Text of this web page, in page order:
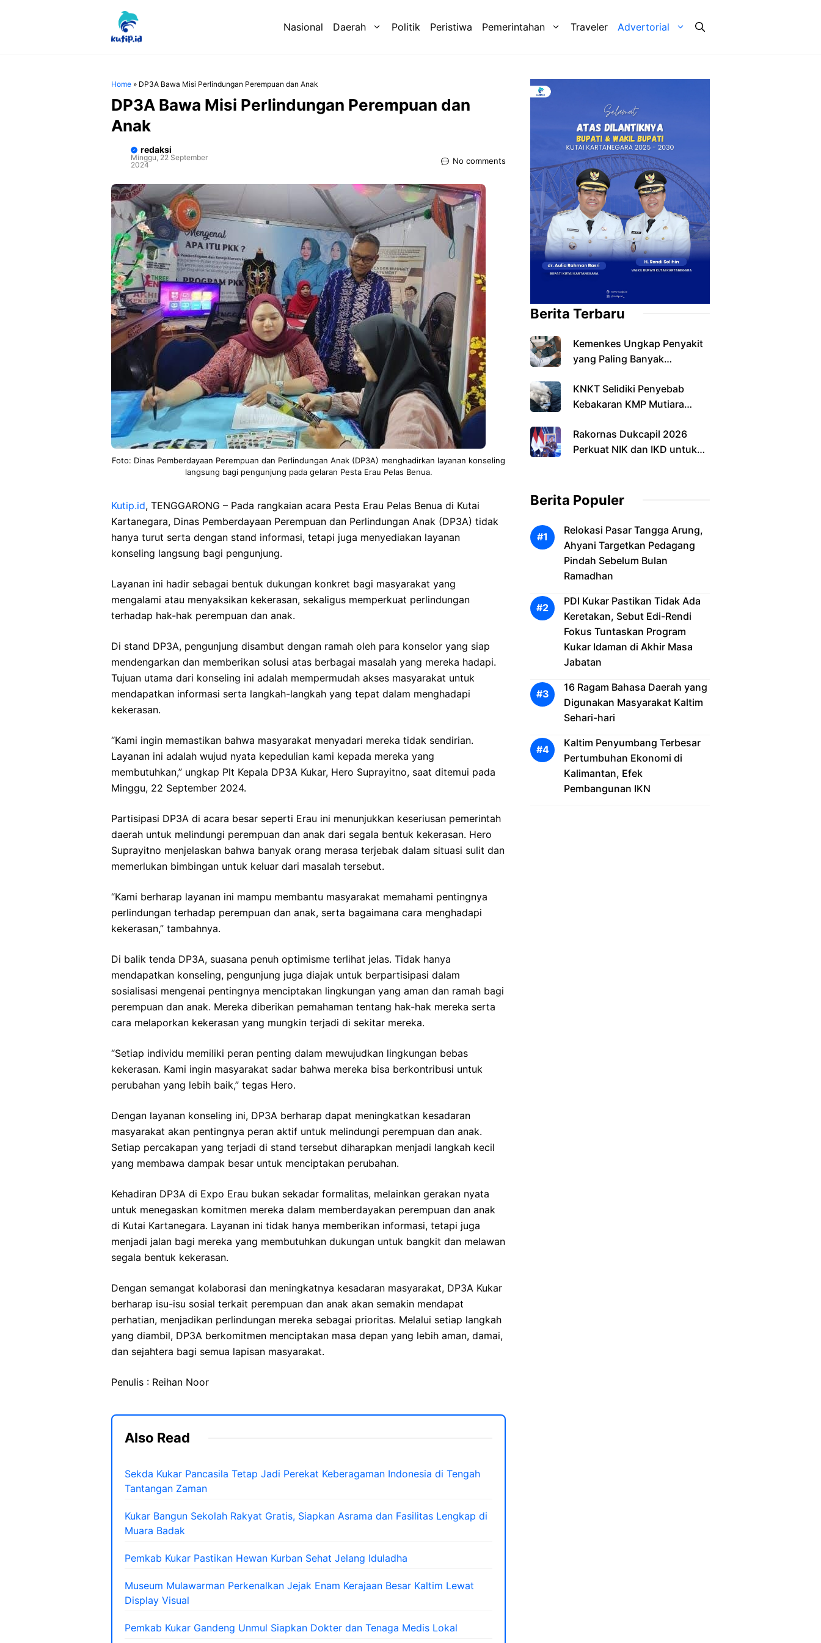
Nasional Daerah Politik Peristiwa Pemerintahan Traveler Advertorial
Home » DP3A Bawa Misi Perlindungan Perempuan dan Anak
DP3A Bawa Misi Perlindungan Perempuan dan
Anak
redaksi
Minggu, 22 September
2024
No comments
Foto: Dinas Pemberdayaan Perempuan dan Perlindungan Anak (DP3A) menghadirkan layanan konseling
langsung bagi pengunjung pada gelaran Pesta Erau Pelas Benua.
Kutip.id, TENGGARONG – Pada rangkaian acara Pesta Erau Pelas Benua di Kutai
Kartanegara, Dinas Pemberdayaan Perempuan dan Perlindungan Anak (DP3A) tidak
hanya turut serta dengan stand informasi, tetapi juga menyediakan layanan
konseling langsung bagi pengunjung.
Layanan ini hadir sebagai bentuk dukungan konkret bagi masyarakat yang
mengalami atau menyaksikan kekerasan, sekaligus memperkuat perlindungan
terhadap hak-hak perempuan dan anak.
Di stand DP3A, pengunjung disambut dengan ramah oleh para konselor yang siap
mendengarkan dan memberikan solusi atas berbagai masalah yang mereka hadapi.
Tujuan utama dari konseling ini adalah mempermudah akses masyarakat untuk
mendapatkan informasi serta langkah-langkah yang tepat dalam menghadapi
kekerasan.
“Kami ingin memastikan bahwa masyarakat menyadari mereka tidak sendirian.
Layanan ini adalah wujud nyata kepedulian kami kepada mereka yang
membutuhkan,” ungkap Plt Kepala DP3A Kukar, Hero Suprayitno, saat ditemui pada
Minggu, 22 September 2024.
Partisipasi DP3A di acara besar seperti Erau ini menunjukkan keseriusan pemerintah
daerah untuk melindungi perempuan dan anak dari segala bentuk kekerasan. Hero
Suprayitno menjelaskan bahwa banyak orang merasa terjebak dalam situasi sulit dan
memerlukan bimbingan untuk keluar dari masalah tersebut.
“Kami berharap layanan ini mampu membantu masyarakat memahami pentingnya
perlindungan terhadap perempuan dan anak, serta bagaimana cara menghadapi
kekerasan,” tambahnya.
Di balik tenda DP3A, suasana penuh optimisme terlihat jelas. Tidak hanya
mendapatkan konseling, pengunjung juga diajak untuk berpartisipasi dalam
sosialisasi mengenai pentingnya menciptakan lingkungan yang aman dan ramah bagi
perempuan dan anak. Mereka diberikan pemahaman tentang hak-hak mereka serta
cara melaporkan kekerasan yang mungkin terjadi di sekitar mereka.
“Setiap individu memiliki peran penting dalam mewujudkan lingkungan bebas
kekerasan. Kami ingin masyarakat sadar bahwa mereka bisa berkontribusi untuk
perubahan yang lebih baik,” tegas Hero.
Dengan layanan konseling ini, DP3A berharap dapat meningkatkan kesadaran
masyarakat akan pentingnya peran aktif untuk melindungi perempuan dan anak.
Setiap percakapan yang terjadi di stand tersebut diharapkan menjadi langkah kecil
yang membawa dampak besar untuk menciptakan perubahan.
Kehadiran DP3A di Expo Erau bukan sekadar formalitas, melainkan gerakan nyata
untuk menegaskan komitmen mereka dalam memberdayakan perempuan dan anak
di Kutai Kartanegara. Layanan ini tidak hanya memberikan informasi, tetapi juga
menjadi jalan bagi mereka yang membutuhkan dukungan untuk bangkit dan melawan
segala bentuk kekerasan.
Dengan semangat kolaborasi dan meningkatnya kesadaran masyarakat, DP3A Kukar
berharap isu-isu sosial terkait perempuan dan anak akan semakin mendapat
perhatian, menjadikan perlindungan mereka sebagai prioritas. Melalui setiap langkah
yang diambil, DP3A berkomitmen menciptakan masa depan yang lebih aman, damai,
dan sejahtera bagi semua lapisan masyarakat.
Penulis : Reihan Noor
Also Read
Sekda Kukar Pancasila Tetap Jadi Perekat Keberagaman Indonesia di Tengah
Tantangan Zaman
Kukar Bangun Sekolah Rakyat Gratis, Siapkan Asrama dan Fasilitas Lengkap di
Muara Badak
Pemkab Kukar Pastikan Hewan Kurban Sehat Jelang Iduladha
Museum Mulawarman Perkenalkan Jejak Enam Kerajaan Besar Kaltim Lewat
Display Visual
Pemkab Kukar Gandeng Unmul Siapkan Dokter dan Tenaga Medis Lokal
Berita Terbaru
Kemenkes Ungkap Penyakit
yang Paling Banyak
Indonesia
KNKT Selidiki Penyebab
Kebakaran KMP Mutiara
Resmi Berakhir
Rakornas Dukcapil 2026
Perkuat NIK dan IKD untuk
Berita Populer
Relokasi Pasar Tangga Arung,
Ahyani Targetkan Pedagang
Pindah Sebelum Bulan
Ramadhan
PDI Kukar Pastikan Tidak Ada
Keretakan, Sebut Edi-Rendi
Fokus Tuntaskan Program
Kukar Idaman di Akhir Masa
Jabatan
16 Ragam Bahasa Daerah yang
Digunakan Masyarakat Kaltim
Sehari-hari
Kaltim Penyumbang Terbesar
Pertumbuhan Ekonomi di
Kalimantan, Efek
Pembangunan IKN